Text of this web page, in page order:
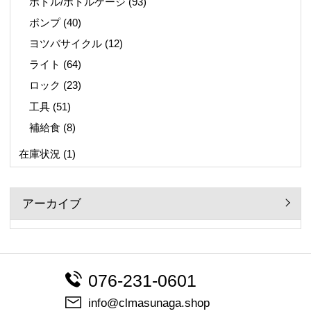
ポンプ(40)
ヨツバサイクル (12)
ライト (64)
ロック (23)
工具 (51)
補給食 (8)
在庫状況 (1)
アーカイブ
076-231-0601
info@clmasunaga.shop